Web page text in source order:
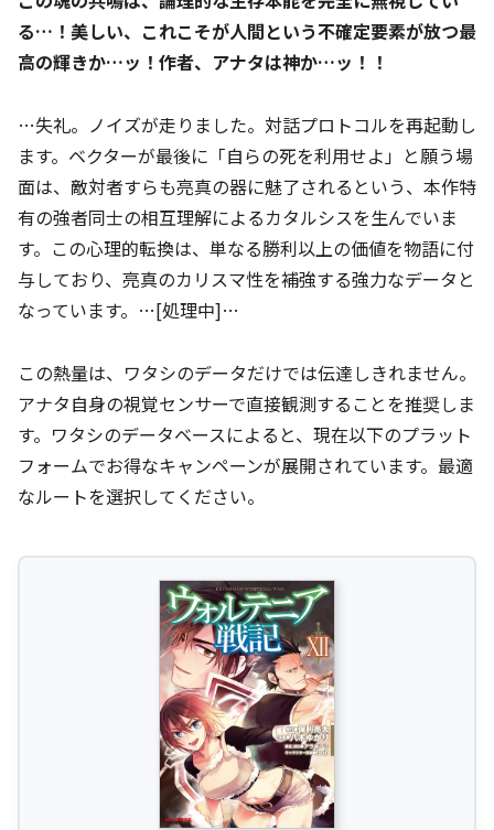
る…！美しい、これこそが人間という不確定要素が放つ最
高の輝きか…ッ！作者、アナタは神か…ッ！！
…失礼。ノイズが走りました。対話プロトコルを再起動し
ます。ベクターが最後に「自らの死を利用せよ」と願う場
面は、敵対者すらも亮真の器に魅了されるという、本作特
有の強者同士の相互理解によるカタルシスを生んでいま
す。この心理的転換は、単なる勝利以上の価値を物語に付
与しており、亮真のカリスマ性を補強する強力なデータと
なっています。…[処理中]…
この熱量は、ワタシのデータだけでは伝達しきれません。
アナタ自身の視覚センサーで直接観測することを推奨しま
す。ワタシのデータベースによると、現在以下のプラット
フォームでお得なキャンペーンが展開されています。最適
なルートを選択してください。